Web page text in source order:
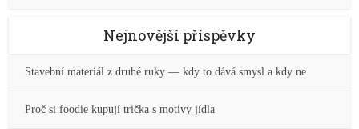
Nejnovější příspěvky
Stavební materiál z druhé ruky — kdy to dává smysl a kdy ne
Proč si foodie kupují trička s motivy jídla